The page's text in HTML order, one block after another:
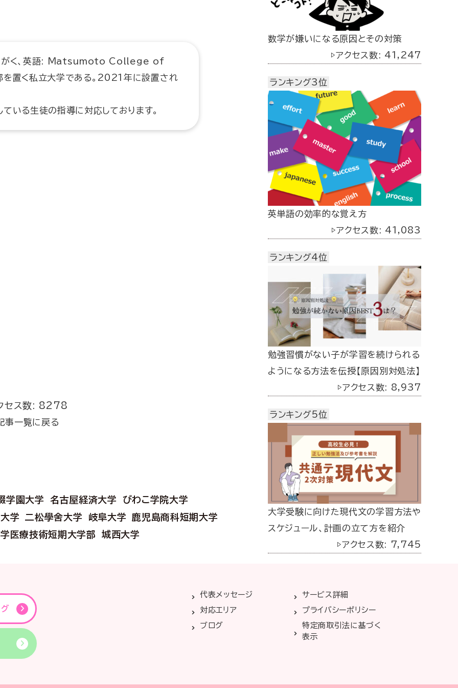
いがく、英語: Matsumoto College of
置く私立大学である。2021年に設置され
いる生徒の指導に対応しております。
セス数: 8278
事一覧に戻る
学園大学 名古屋経済大学
びわこ学院大学
学
二松學舍大学 岐阜大学
鹿児島商科短期大学
医療技術短期大学部
城西大学
数学が嫌いになる原因とその対策
▷アクセス数: 41,247
ランキング3位
英単語の効率的な覚え方
▷アクセス数: 41,083
ランキング4位
勉強習慣がない子が学習を続けられる
ようになる方法を伝授【原因別対処法】
▷アクセス数: 8,937
ランキング5位
大学受験に向けた現代文の学習方法や
スケジュール、計画の立て方を紹介
▷アクセス数: 7,745
代表メッセージ
サービス詳細
対応エリア
プライバシーポリシー
ブログ
特定商取引法に基づく
表示